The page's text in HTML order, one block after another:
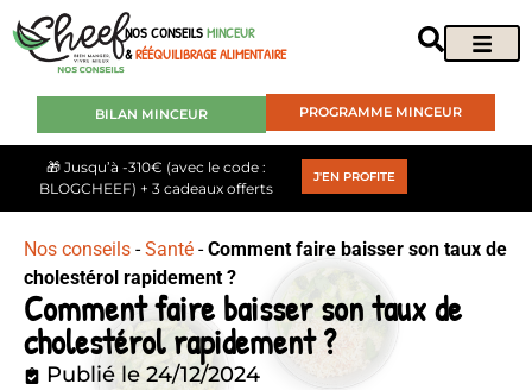
NOS CONSEILSMINCEUR
&RÉÉQUILIBRAGE ALIMENTAIRE
PROGRAMME MINCEUR
BILAN MINCEUR
🎁 Jusqu’à -310€ (avec le code :
BLOGCHEEF) + 3 cadeaux offerts
J'EN PROFITE
Nos conseils -Santé -Comment faire baisser son taux de
cholestérol rapidement ?
Comment faire baisser son taux de
cholestérol rapidement ?
Publié le 24/12/2024